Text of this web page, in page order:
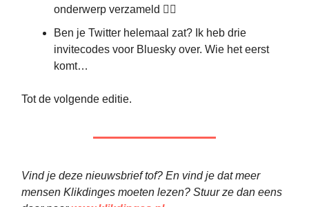
onderwerp verzameld 🕵️‍♂️
Ben je Twitter helemaal zat? Ik heb drie
invitecodes voor Bluesky over. Wie het eerst
komt…
Tot de volgende editie.
Vind je deze nieuwsbrief tof? En vind je dat meer
mensen Klikdinges moeten lezen? Stuur ze dan eens